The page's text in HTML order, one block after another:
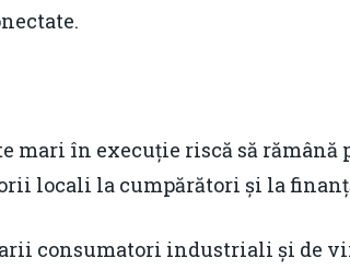
mari în execuție riscă să rămână
locali la cumpărători și la
consumatori industriali și de